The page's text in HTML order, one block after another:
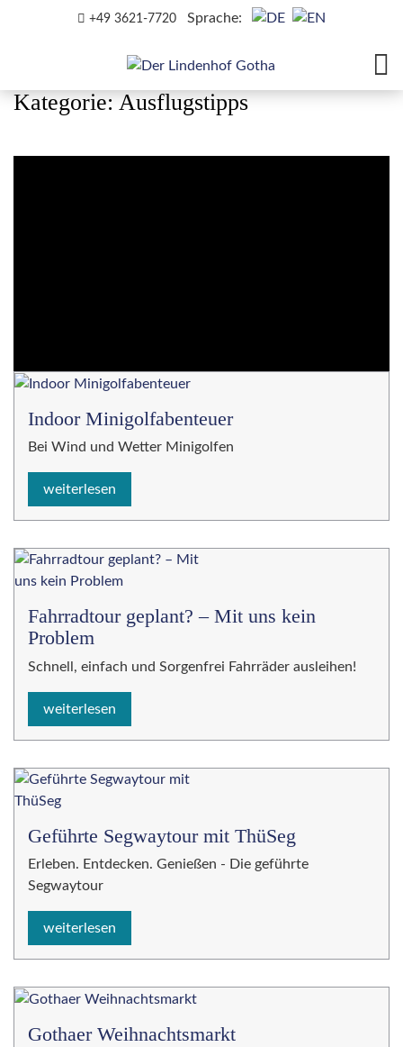
+49 3621-7720 Sprache:
Kategorie:Ausflugstipps
Indoor Minigolfabenteuer
Bei Wind und Wetter Minigolfen
weiterlesen
Fahrradtour geplant? – Mit uns kein
Problem
Schnell, einfach und Sorgenfrei Fahrräder ausleihen!
weiterlesen
Geführte Segwaytour mit ThüSeg
Erleben. Entdecken. Genießen - Die geführte
Segwaytour
weiterlesen
Gothaer Weihnachtsmarkt